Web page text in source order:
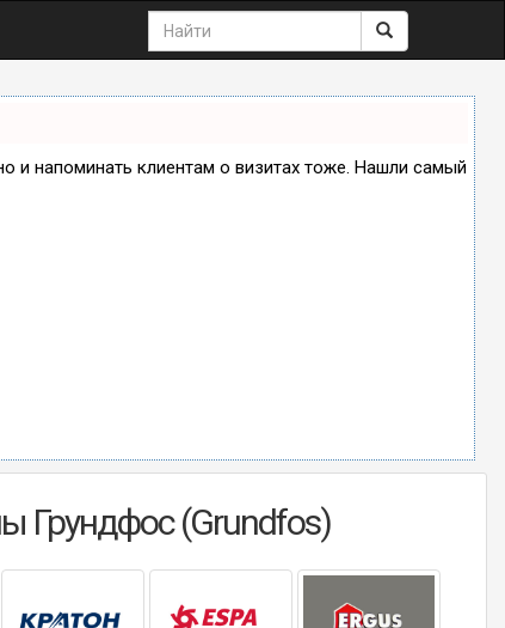
и напоминать клиентам о визитах тоже. Нашли самый
Грундфос (Grundfos)